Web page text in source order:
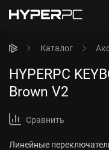
Каталог
HYPERPC
Brown V2
Сравнить
Линейные